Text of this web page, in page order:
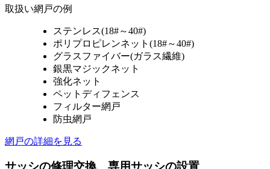
取扱い網戸の例
ステンレス(18#～40#)
ポリプロピレンネット(18#～40#)
グラスファイバー(ガラス繊維)
銀黒マジックネット
強化ネット
ペットディフェンス
フィルター網戸
防虫網戸
網戸の詳細を見る
サッシの修理交換、専用サッシの設置